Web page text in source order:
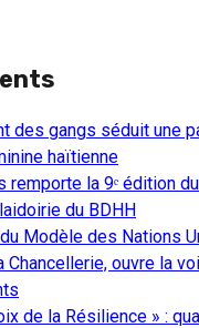
des gangs séduit une
haïtienne
remporte la 9ᵉ édition
du BDHH
Modèle des Nations
Chancellerie, ouvre la
de la Résilience » :